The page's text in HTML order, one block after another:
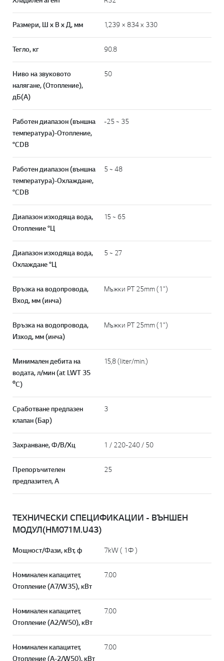
Размери, Ш x В x Д, мм 1,239 × 834 x 330
Тегло, кг 90.8
Ниво на звуковото
налягане, (Отопление),
дБ(А)
50
Работен диапазон (външна
температура)-Отопление,
°CDB
-25 ~ 35
Работен диапазон (външна
температура)-Охлаждане,
°CDB
5 ~ 48
Диапазон изходяща вода,
Отопление °Ц
15 ~ 65
Диапазон изходяща вода,
Охлаждане °Ц
5 ~ 27
Връзка на водопровода,
Вход, мм (инча)
Мъжки PT 25mm (1")
Връзка на водопровода,
Изход, мм (инча)
Мъжки PT 25mm (1")
Минимален дебита на
водата, л/мин (at LWT 35
ºC)
15,8 (liter/min.)
Сработване предпазен
клапан (Бар)
3
Захранване, Ф/В/Хц 1 / 220-240 / 50
Препоръчителен
предпазител, А
25
ТЕХНИЧЕСКИ СПЕЦИФИКАЦИИ - ВЪНШЕН
МОДУЛ(HM071M.U43)
Мощност/Фази, кВт, ф 7kW ( 1Ф )
Номинален капацитет,
Отопление (A7/W35), кВт
7.00
Номинален капацитет,
Отопление (A2/W50), кВт
7.00
Номинален капацитет,
Отопление (A-2/W50), кВт
7.00